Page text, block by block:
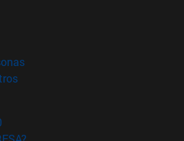
ventana)
(abre en nueva ventana)
(abre en nueva ventana)